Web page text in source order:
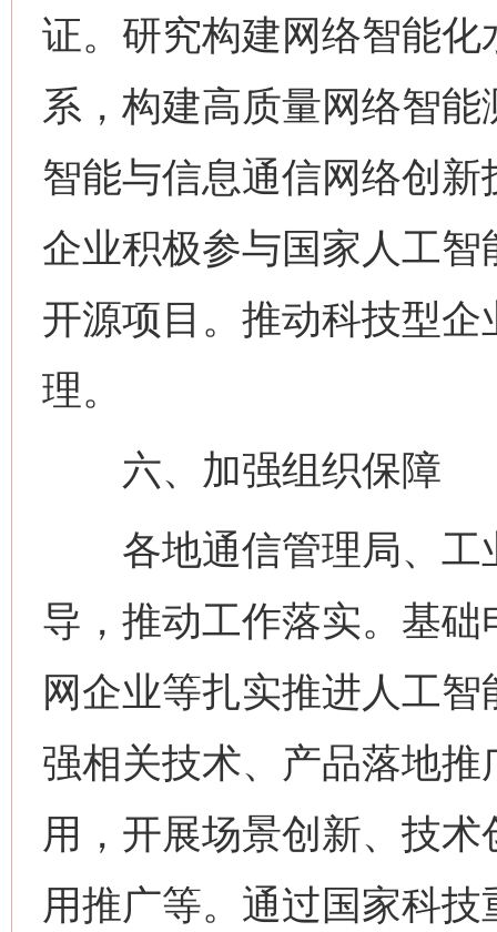
证。研究构建网络智能
系，构建高质量网络智
智能与信息通信网络创
企业积极参与国家人工
开源项目。推动科技型企
理。
六、加强组织保障
各地通信管理局、工
导，推动工作落实。基
网企业等扎实推进人工
强相关技术、产品落地
用，开展场景创新、技
用推广等。通过国家科